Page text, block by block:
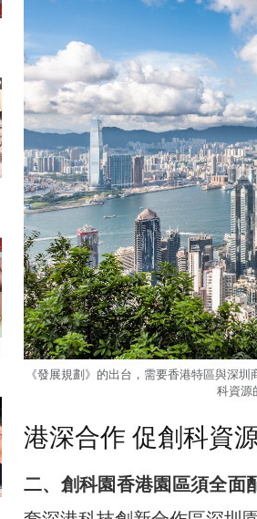
《發展規劃》的出台，需要香港特區與深
科資源
港深合作 促創科資
二、創科園香港園區須全面